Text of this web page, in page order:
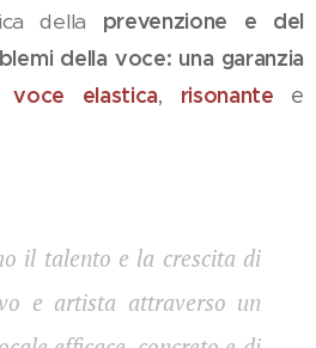
della prevenzione e del
della voce: una garanzia
voce elastica, risonante
e
il talento e la crescita di
e artista attraverso un